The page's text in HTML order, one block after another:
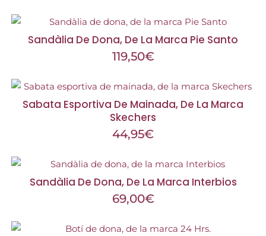
Sandàlia De Dona, De La Marca Pie Santo
119,50€
Sabata Esportiva De Mainada, De La Marca
Skechers
44,95€
Sandàlia De Dona, De La Marca Interbios
69,00€